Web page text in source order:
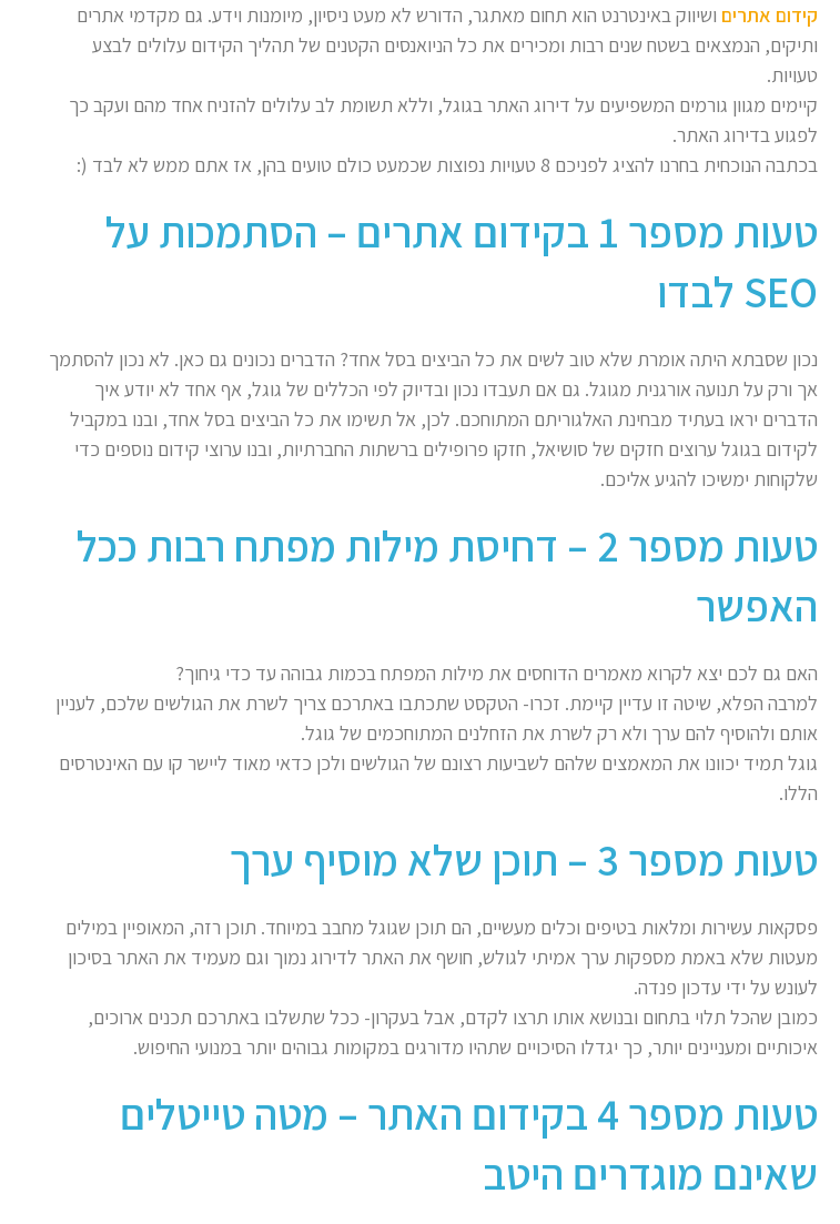
קידום אתרים ושיווק באינטרנט הוא תחום מאתגר, הדורש לא מעט ניסיון, מיומנות וידע. גם מקדמי אתרים
ותיקים, הנמצאים בשטח שנים רבות ומכירים את כל הניואנסים הקטנים של תהליך הקידום עלולים לבצע
טעויות.
קיימים מגוון גורמים המשפיעים על דירוג האתר בגוגל, וללא תשומת לב עלולים להזניח אחד מהם ועקב כך
לפגוע בדירוג האתר.
בכתבה הנוכחית בחרנו להציג לפניכם 8 טעויות נפוצות שכמעט כולם טועים בהן, אז אתם ממש לא לבד (:
טעות מספר 1 בקידום אתרים – הסתמכות על
SEO לבדו
נכון שסבתא היתה אומרת שלא טוב לשים את כל הביצים בסל אחד? הדברים נכונים גם כאן. לא נכון להסתמך
אך ורק על תנועה אורגנית מגוגל. גם אם תעבדו נכון ובדיוק לפי הכללים של גוגל, אף אחד לא יודע איך
הדברים יראו בעתיד מבחינת האלגוריתם המתוחכם. לכן, אל תשימו את כל הביצים בסל אחד, ובנו במקביל
לקידום בגוגל ערוצים חזקים של סושיאל, חזקו פרופילים ברשתות החברתיות, ובנו ערוצי קידום נוספים כדי
שלקוחות ימשיכו להגיע אליכם.
טעות מספר 2 – דחיסת מילות מפתח רבות ככל
האפשר
האם גם לכם יצא לקרוא מאמרים הדוחסים את מילות המפתח בכמות גבוהה עד כדי גיחוך?
למרבה הפלא, שיטה זו עדיין קיימת. זכרו- הטקסט שתכתבו באתרכם צריך לשרת את הגולשים שלכם, לעניין
אותם ולהוסיף להם ערך ולא רק לשרת את הזחלנים המתוחכמים של גוגל.
גוגל תמיד יכוונו את המאמצים שלהם לשביעות רצונם של הגולשים ולכן כדאי מאוד ליישר קו עם האינטרסים
הללו.
טעות מספר 3 – תוכן שלא מוסיף ערך
פסקאות עשירות ומלאות בטיפים וכלים מעשיים, הם תוכן שגוגל מחבב במיוחד. תוכן רזה, המאופיין במילים
מעטות שלא באמת מספקות ערך אמיתי לגולש, חושף את האתר לדירוג נמוך וגם מעמיד את האתר בסיכון
לעונש על ידי עדכון פנדה.
כמובן שהכל תלוי בתחום ובנושא אותו תרצו לקדם, אבל בעקרון- ככל שתשלבו באתרכם תכנים ארוכים,
איכותיים ומעניינים יותר, כך יגדלו הסיכויים שתהיו מדורגים במקומות גבוהים יותר במנועי החיפוש.
טעות מספר 4 בקידום האתר – מטה טייטלים
שאינם מוגדרים היטב